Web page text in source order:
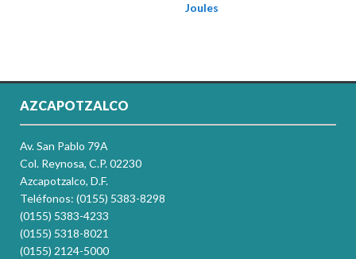
Joules
AZCAPOTZALCO
Av. San Pablo 79A
Col. Reynosa, C.P. 02230
Azcapotzalco, D.F.
Teléfonos: (0155) 5383-8298
(0155) 5383-4233
(0155) 5318-8021
(0155) 2124-5000